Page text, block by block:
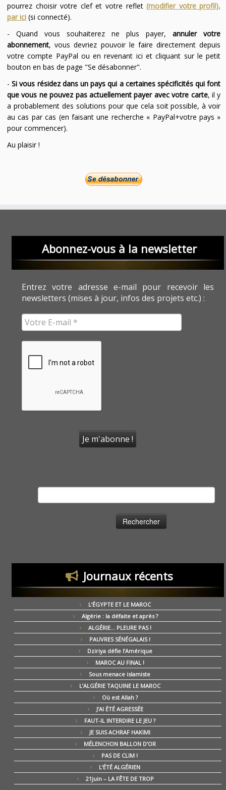
pourrez choisir votre clef et votre reflet(modifier votre profil),
par ici(si connecté).
- Quand vous souhaiterez ne plus payer,annuler votre
abonnement, vous devriez pouvoir le faire directement depuis
votre compte PayPal ou en revenant ici et cliquant sur le petit
bouton en bas de page "Se désabonner".
-Si vous résidez dans un pays qui a certaines spécificités qui font
que vous ne pouvez pas actuellement payer avec votre carte, il y
a probablement des solutions pour que cela soit possible, à voir
au cas par cas (en faisant une recherche « PayPal+votre pays »
pour commencer).
Au plaisir !
Abonnez-vous à la newsletter
Entrez votre adresse e-mail pour recevoir les
newsletters (mises à jour, infos des projets etc.) :
Journaux récents
L’ÉGYPTE ET LE MAROC
Algérie : la défaite et après ?
ALGÉRIE… PLEURE PAS !
PAUVRES SÉNÉGALAIS !
Dziriya défie l’Amérique
MAROC AU FINAL !
Sous menace islamiste
L’ALGÉRIE TAQUINE LE MAROC
Où est Allah ?
J’AI ÉTÉ AGRESSÉE
FAUT-IL INTERDIRE LE JEU ?
JE SUIS ACHRAF HAKIMI
MÉLENCHON BALLON D’OR
PAS DE CLIM !
L’ÉTÉ ALGÉRIEN
21juin – LA FÊTE DE TROP